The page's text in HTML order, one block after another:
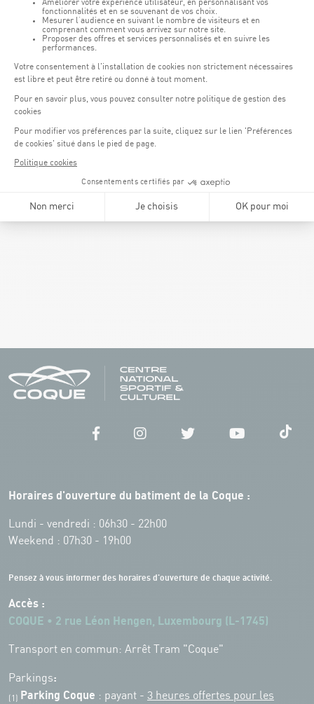
Horaires d'ouverture du batiment de la Coque :
Lundi - vendredi : 06h30 - 22h00
Weekend : 07h30 - 19h00
Pensez à vous informer des horaires d'ouverture de chaque activité.
Accès :
COQUE • 2 rue Léon Hengen, Luxembourg (L-1745)
Transport en commun: Arrêt Tram "Coque"
Parkings:
(1) Parking Coque : payant - 3 heures offertes pour les